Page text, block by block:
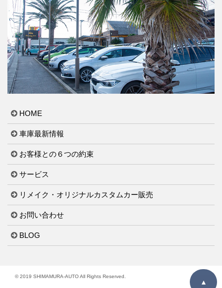
HOME
車庫最新情報
お客様との６つの約束
サービス
リメイク・オリジナルカスタムカー販売
お問い合わせ
BLOG
© 2019 SHIMAMURA-AUTO All Rights Reserved.
▲